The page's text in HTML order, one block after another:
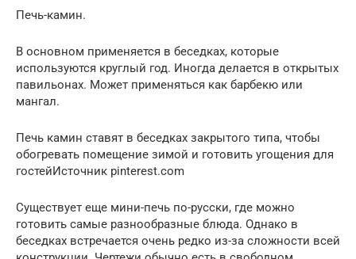
Печь-камин.
В основном применяется в беседках, которые
используются круглый год. Иногда делается в открытых
павильонах. Может применяться как барбекю или
мангал.
Печь камин ставят в беседках закрытого типа, чтобы
обогревать помещение зимой и готовить угощения для
гостейИсточник pinterest.com
Существует еще мини-печь по-русски, где можно
готовить самые разнообразные блюда. Однако в
беседках встречается очень редко из-за сложности всей